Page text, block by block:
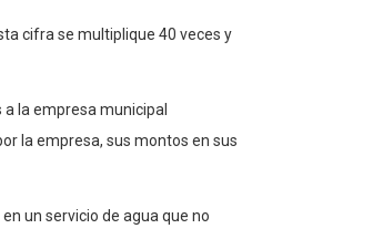
cifra se multiplique 40 veces y
la empresa municipal
la empresa, sus montos en sus
un servicio de agua que no